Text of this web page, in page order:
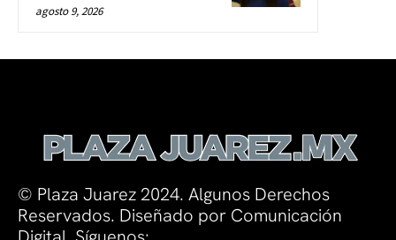
agosto 9, 2026
© Plaza Juarez 2024. Algunos Derechos
Reservados. Diseñado por Comunicación